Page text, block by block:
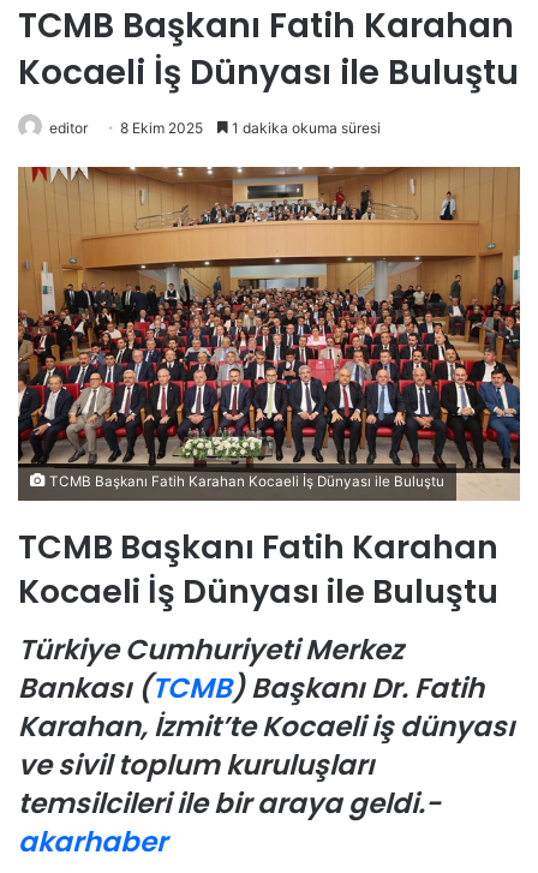
TCMB Başkanı Fatih Karahan
Kocaeli İş Dünyası ile Buluştu
editor 8 Ekim 2025 1 dakika okuma süresi
TCMB Başkanı Fatih Karahan Kocaeli İş Dünyası ile Buluştu
TCMB Başkanı Fatih Karahan
Kocaeli İş Dünyası ile Buluştu
Türkiye Cumhuriyeti Merkez
Bankası (TCMB) Başkanı Dr. Fatih
Karahan, İzmit’te Kocaeli iş dünyası
ve sivil toplum kuruluşları
temsilcileri ile bir araya geldi.-
akarhaber